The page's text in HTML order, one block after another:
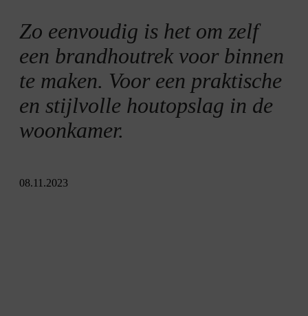
Zo eenvoudig is het om zelf
een brandhoutrek voor binnen
te maken. Voor een praktische
en stijlvolle houtopslag in de
woonkamer.
08.11.2023